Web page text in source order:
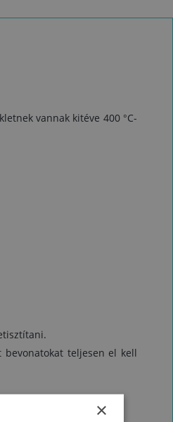
vannak kitéve 400 °C-
teljesen el kell
×